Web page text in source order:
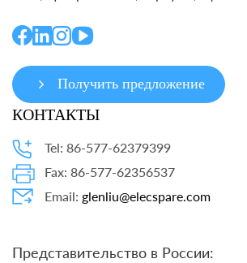
Получить предложение
КОНТАКТЫ
Tel: 86-577-62379399
Fax: 86-577-62356537
Email: glenliu@elecspare.com
Представительство в России: